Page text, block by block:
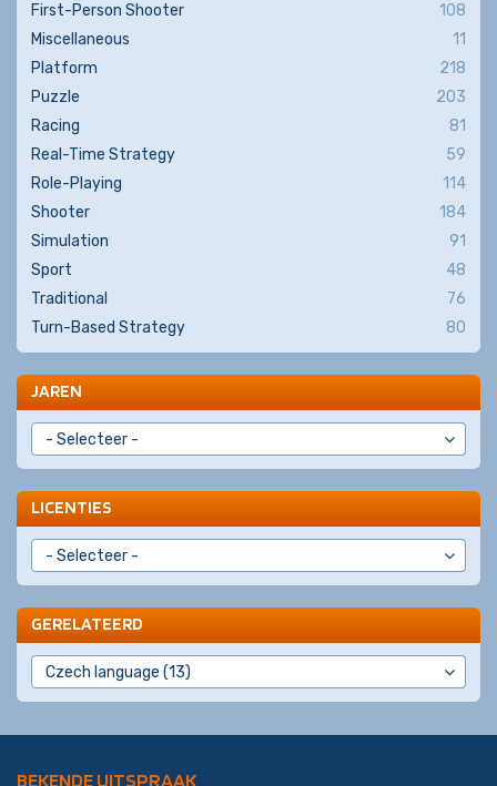
First-Person Shooter
108
Miscellaneous
11
Platform
218
Puzzle
203
Racing
81
Real-Time Strategy
59
Role-Playing
114
Shooter
184
Simulation
91
Sport
48
Traditional
76
Turn-Based Strategy
80
JAREN
LICENTIES
GERELATEERD
BEKENDE UITSPRAAK